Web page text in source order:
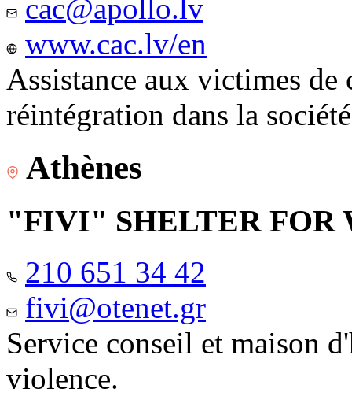
cac@apollo.lv
www.cac.lv/en
Assistance aux victimes
réintégration dans la
Athènes
"FIVI" SHELTER FOR
210 651 34 42
fivi@otenet.gr
Service conseil et maison
violence.